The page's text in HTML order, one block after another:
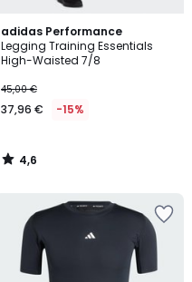
adidas Performance
Legging Training Essentials
High-Waisted 7/8
45,00 €
37,96 € -15%
4,6
/ 5
4,6
/